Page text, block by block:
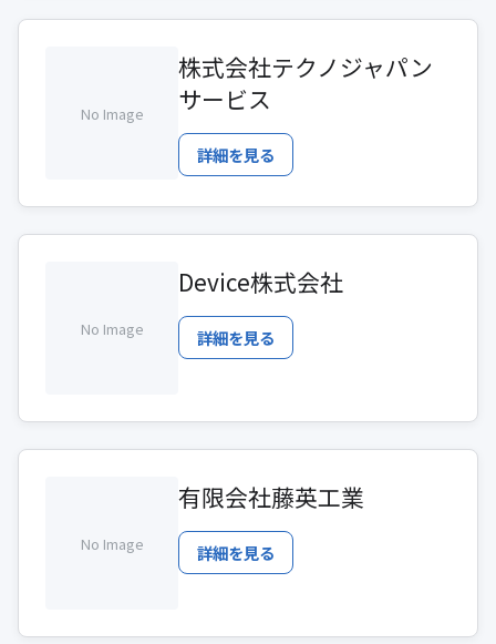
No Image
株式会社テクノジャパン
サービス
詳細を見る
No Image
Device株式会社
詳細を見る
No Image
有限会社藤英工業
詳細を見る